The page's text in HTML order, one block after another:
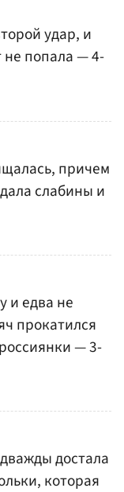
удар, и
не попала — 4-
причем
слабины и
и едва не
прокатился
— 3-
достала
которая